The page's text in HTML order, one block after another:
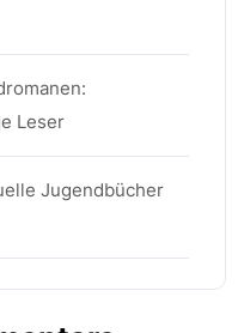
Leser
Jugendbücher